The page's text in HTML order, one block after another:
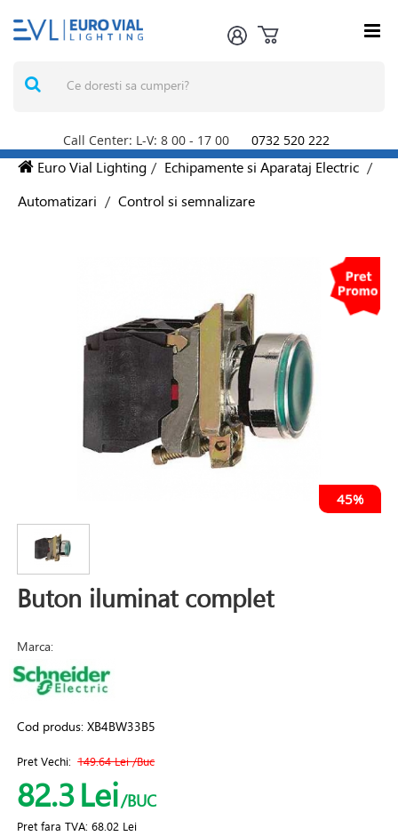
Call Center: L-V: 8 00 - 17 00 0732 520 222
Euro Vial Lighting / Echipamente si Aparataj Electric /
Automatizari / Control si semnalizare
45%
Buton iluminat complet
Marca:
Cod produs:XB4BW33B5
Pret Vechi: 149.64 Lei/Buc
82.3Lei/BUC
Pret fara TVA:68.02 Lei